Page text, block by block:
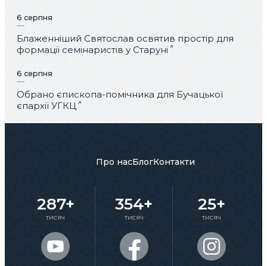
6 серпня
Блаженніший Святослав освятив простір для
формації семінаристів у Старуні
6 серпня
Обрано єпископа-помічника для Бучацької
єпархії УГКЦ
Про насБлогКонтакти
287+
тисяч
354+
тисяч
25+
тисяч